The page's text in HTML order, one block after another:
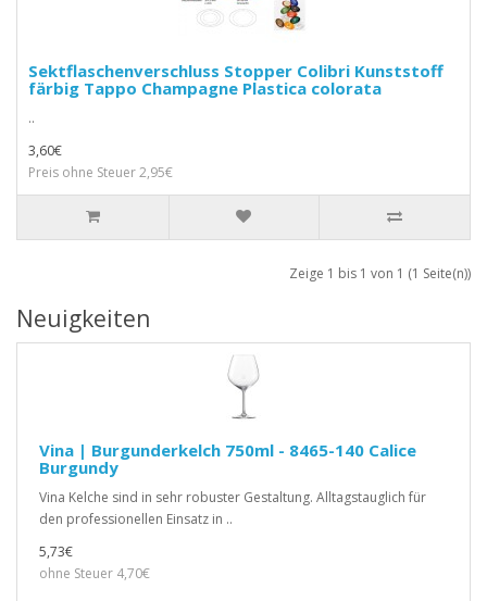
Sektflaschenverschluss Stopper Colibri Kunststoff
färbig Tappo Champagne Plastica colorata
..
3,60€
Preis ohne Steuer 2,95€
Zeige 1 bis 1 von 1 (1 Seite(n))
Neuigkeiten
Vina | Burgunderkelch 750ml - 8465-140 Calice
Burgundy
Vina Kelche sind in sehr robuster Gestaltung. Alltagstauglich für
den professionellen Einsatz in ..
5,73€
ohne Steuer 4,70€